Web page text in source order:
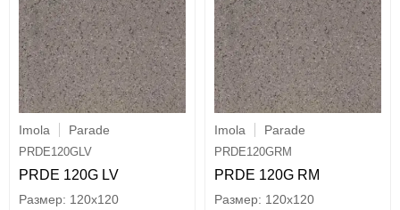
Imola Parade
PRDE120GLV
PRDE 120G LV
120x120
Imola Parade
PRDE120GRM
PRDE 120G RM
120x120